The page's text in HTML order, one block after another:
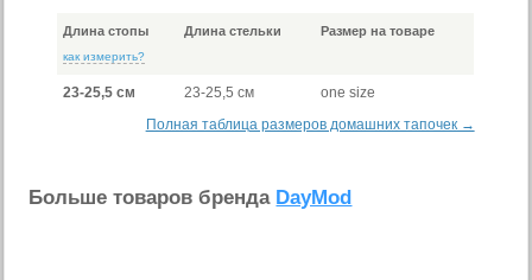
Длина стопы
как измерить?
Длина стельки Размер на товаре
23-25,5 см 23-25,5 см
one size
Полная таблица размеров домашних тапочек →
Больше товаров бренда DayMod